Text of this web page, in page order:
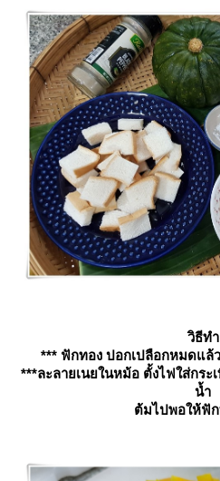
วิธีทำ
*** ฟักทอง ปอกเปลือกหมดแล้
***ละลายเนยในหม้อ ตั้งไฟใส่กระ
น้ำ
ต้มไปพอให้ฟัก